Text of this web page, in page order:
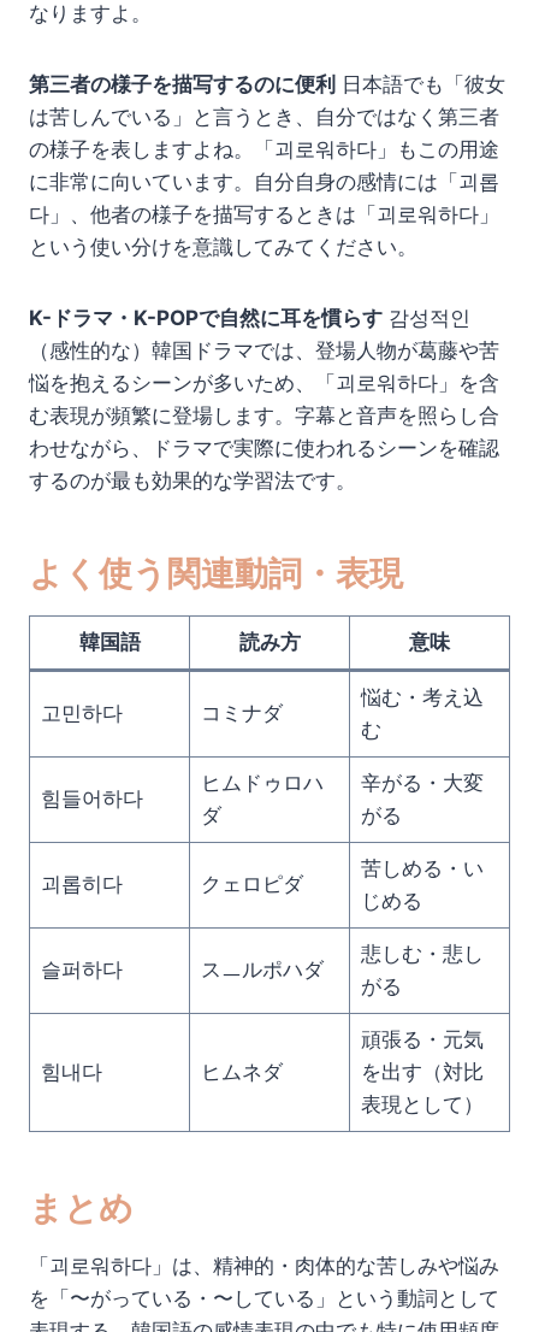
なりますよ。
第三者の様子を描写するのに便利
日本語でも「彼女
は苦しんでいる」と言うとき、自分ではなく第三者
の様子を表しますよね。「괴로워하다」もこの用途
に非常に向いています。自分自身の感情には「괴롭
다」、他者の様子を描写するときは「괴로워하다」
という使い分けを意識してみてください。
K-ドラマ・K-POPで自然に耳を慣らす 감성적인
（感性的な）韓国ドラマでは、登場人物が葛藤や苦
悩を抱えるシーンが多いため、「괴로워하다」を含
む表現が頻繁に登場します。字幕と音声を照らし合
わせながら、ドラマで実際に使われるシーンを確認
するのが最も効果的な学習法です。
よく使う関連動詞・表現
韓国語 読み方 意味
고민하다 コミナダ
悩む・考え込
む
힘들어하다
ヒムドゥロハ
ダ
辛がる・大変
がる
괴롭히다 クェロピダ
苦しめる・い
じめる
슬퍼하다 スㅡルポハダ
悲しむ・悲し
がる
힘내다 ヒムネダ
頑張る・元気
を出す（対比
表現として）
まとめ
「괴로워하다」は、精神的・肉体的な苦しみや悩み
を「〜がっている・〜している」という動詞として